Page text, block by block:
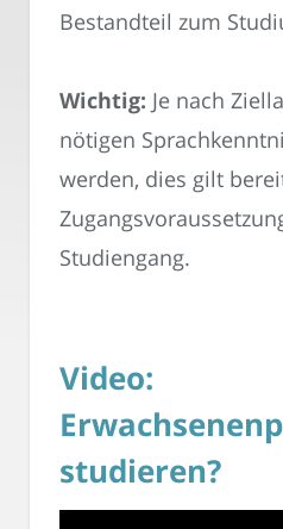
Bestandteil zum
Wichtig: Je nach
nötigen
werden, dies gilt
Studiengang.
Video:
studieren?